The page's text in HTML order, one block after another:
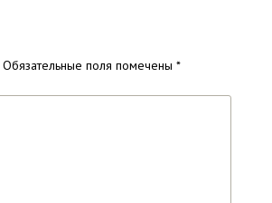
Обязательные поля помечены*